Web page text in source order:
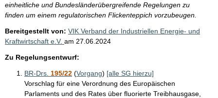
einheitliche und Bundesländerübergreifende Regelungen zu
finden um einem regulatorischen Flickenteppich vorzubeugen.
Bereitgestellt von: VIK Verband der Industriellen Energie- und
Kraftwirtschaft e.V. am 27.06.2024
Zu Regelungsentwurf:
BR-Drs. 195/22 (Vorgang) [alle SG hierzu]
Vorschlag für eine Verordnung des Europäischen
Parlaments und des Rates über fluorierte Treibhausgase,